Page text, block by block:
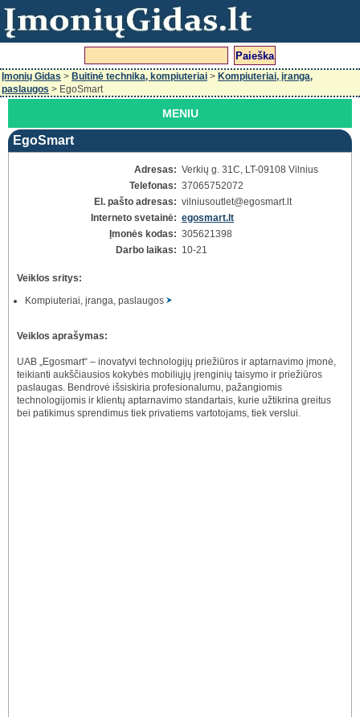
Įmonių Gidas > Buitinė technika, kompiuteriai > Kompiuteriai, įranga,
paslaugos > EgoSmart
MENIU
EgoSmart
Adresas: Verkių g. 31C, LT-09108 Vilnius
Telefonas: 37065752072
El. pašto adresas: vilniusoutlet@egosmart.lt
Interneto svetainė: egosmart.lt
Įmonės kodas: 305621398
Darbo laikas: 10-21
Veiklos sritys:
Kompiuteriai, įranga, paslaugos
Veiklos aprašymas:
UAB „Egosmart“ – inovatyvi technologijų priežiūros ir aptarnavimo įmonė,
teikianti aukščiausios kokybės mobiliųjų įrenginių taisymo ir priežiūros
paslaugas. Bendrovė išsiskiria profesionalumu, pažangiomis
technologijomis ir klientų aptarnavimo standartais, kurie užtikrina greitus
bei patikimus sprendimus tiek privatiems vartotojams, tiek verslui.